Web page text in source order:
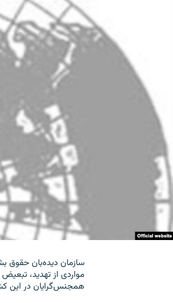
سازمان دیده‌بان حقوق
مواردی از تهدید،
همجنس‌گرایان در این